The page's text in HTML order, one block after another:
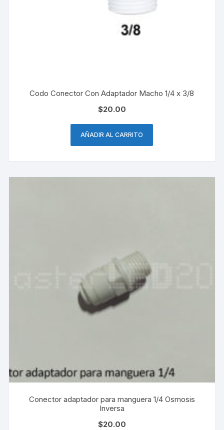
Codo Conector Con Adaptador Macho 1/4 x 3/8
$20.00
AÑADIR AL CARRITO
Conector adaptador para manguera 1/4 Osmosis
Inversa
$20.00